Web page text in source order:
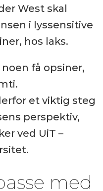
West skal
i lyssensitive
hos laks.
få opsiner,
et viktig steg
perspektiv,
ved UiT –
med